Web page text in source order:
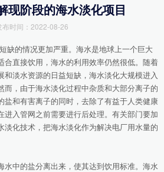
现阶段的海水淡化项目
布时间：2022-08-26
的情况更加严重。海水是地球上一个巨大
合直接饮用，海水的利用效率仍然很低。随着
和淡水资源的日益短缺，海水淡化大规模进入
而，由于海水淡化过程中杂质和大部分离子的
盐和有害离子的同时，去除了有益于人类健康
进入管网之前需要进行后处理。有关部门要加
淡化技术，把海水淡化作为解决电厂用水量的
中的盐分离出来，使其达到饮用标准。海水